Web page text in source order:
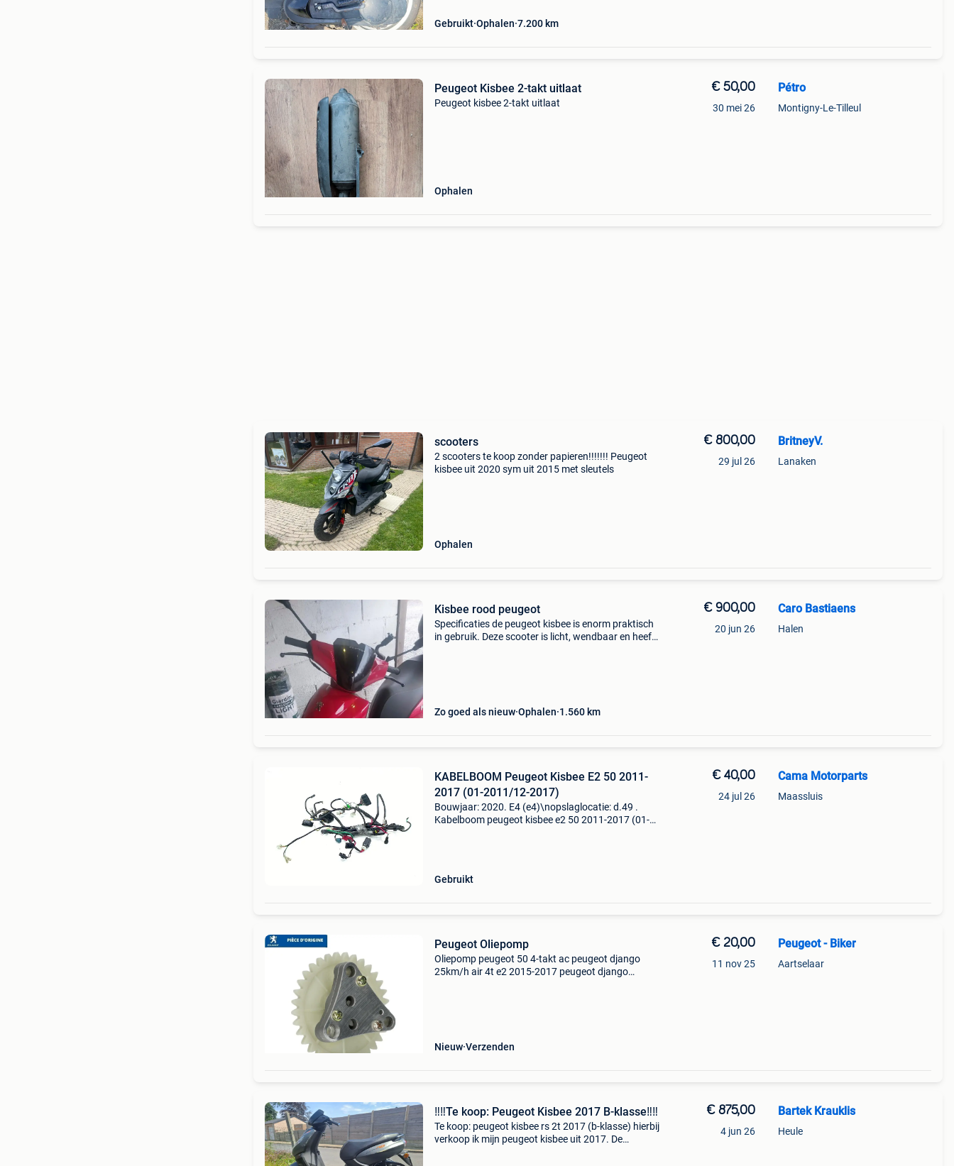
Gebruikt Ophalen 7.200 km
Peugeot Kisbee 2-takt uitlaat
Peugeot kisbee 2-takt uitlaat
Ophalen
€ 50,00
30 mei 26
Pétro
Montigny-Le-Tilleul
scooters
2 scooters te koop zonder papieren!!!!!!! Peugeot
kisbee uit 2020 sym uit 2015 met sleutels
Ophalen
€ 800,00
29 jul 26
BritneyV.
Lanaken
Kisbee rood peugeot
Specificaties de peugeot kisbee is enorm praktisch
in gebruik. Deze scooter is licht, wendbaar en heeft
Zo goed als nieuw Ophalen 1.560 km
€ 900,00
20 jun 26
Caro Bastiaens
Halen
KABELBOOM Peugeot Kisbee E2 50 2011-
2017 (01-2011/12-2017)
Bouwjaar: 2020. E4 (e4)\nopslaglocatie: d.49 .
Kabelboom peugeot kisbee e2 50 2011-2017 (01-
Gebruikt
€ 40,00
24 jul 26
Cama Motorparts
Maassluis
Peugeot Oliepomp
Oliepomp peugeot 50 4-takt ac peugeot django
25km/h air 4t e2 2015-2017 peugeot django
Nieuw Verzenden
€ 20,00
11 nov 25
Peugeot - Biker
Aartselaar
‼️‼️Te koop: Peugeot Kisbee 2017 B-klasse‼️‼️
Te koop: peugeot kisbee rs 2t 2017 (b-klasse) hierbij
verkoop ik mijn peugeot kisbee uit 2017. De
€ 875,00
4 jun 26
Bartek Krauklis
Heule